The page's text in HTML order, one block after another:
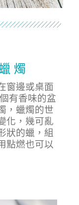
燭
窗邊或桌面
有香味的盆
，蠟燭的世
化，幾可亂
狀的蠟，組
點燃也可以